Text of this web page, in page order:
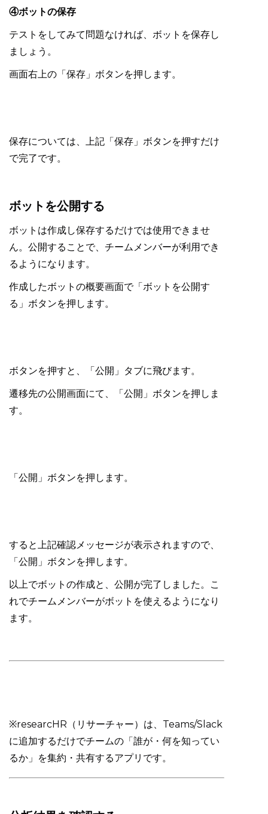
④ボットの保存
テストをしてみて問題なければ、ボットを保存し
ましょう。
画面右上の「保存」ボタンを押します。
保存については、上記「保存」ボタンを押すだけ
で完了です。
ボットを公開する
ボットは作成し保存するだけでは使用できませ
ん。公開することで、チームメンバーが利用でき
るようになります。
作成したボットの概要画面で「ボットを公開す
る」ボタンを押します。
ボタンを押すと、「公開」タブに飛びます。
遷移先の公開画面にて、「公開」ボタンを押しま
す。
「公開」ボタンを押します。
すると上記確認メッセージが表示されますので、
「公開」ボタンを押します。
以上でボットの作成と、公開が完了しました。こ
れでチームメンバーがボットを使えるようになり
ます。
※researcHR（リサーチャー）は、Teams/Slack
に追加するだけでチームの「誰が・何を知ってい
るか」を集約・共有するアプリです。